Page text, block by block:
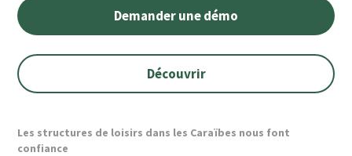
Demander une démo
Découvrir
Les structures de loisirs dans les Caraïbes nous font
confiance